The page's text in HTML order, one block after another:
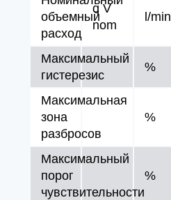
объемный
расход
q V
nom
l/min
Максимальный
гистерезис
%
Максимальная
зона
разбросов
%
Максимальный
порог
чувствительности
%